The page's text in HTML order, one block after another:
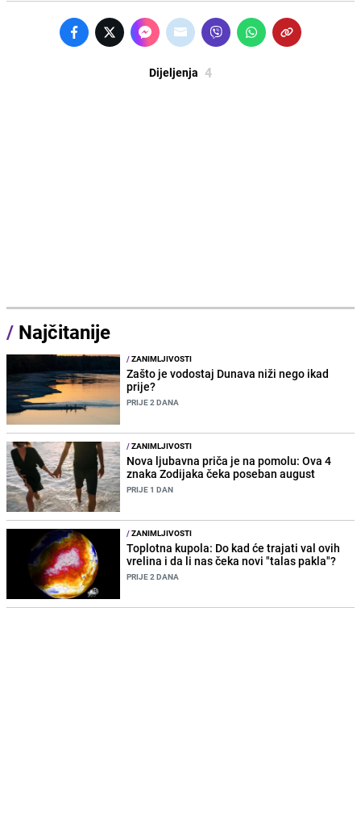
Dijeljenja 4
/ Najčitanije
/ZANIMLJIVOSTI
Zašto je vodostaj Dunava niži nego ikad
prije?
PRIJE 2 DANA
/ZANIMLJIVOSTI
Nova ljubavna priča je na pomolu: Ova 4
znaka Zodijaka čeka poseban august
PRIJE 1 DAN
/ZANIMLJIVOSTI
Toplotna kupola: Do kad će trajati val ovih
vrelina i da li nas čeka novi "talas pakla"?
PRIJE 2 DANA